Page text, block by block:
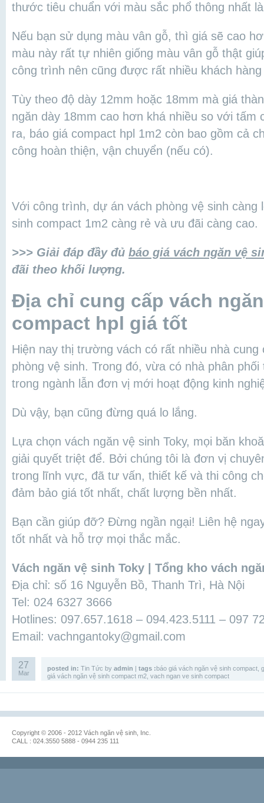
thước tiêu chuẩn với màu sắc phổ thông nhất
Nếu bạn sử dụng màu vân gỗ, thì giá sẽ cao
màu này rất tự nhiên giống màu vân gỗ thật
công trình nên cũng được rất nhiều khách
Tùy theo độ dày 12mm hoặc 18mm mà giá
ngăn dày 18mm cao hơn khá nhiều so với tấm
ra, báo giá compact hpl 1m2 còn bao gồm cả
công hoàn thiện, vận chuyển (nếu có).
Với công trình, dự án vách phòng vệ sinh càng
sinh compact 1m2 càng rẻ và ưu đãi càng cao.
>>> Giải đáp đầy đủ báo giá vách ngăn vệ
đãi theo khối lượng.
Địa chỉ cung cấp vách
compact hpl giá tốt
Hiện nay thị trường vách có rất nhiều nhà
phòng vệ sinh. Trong đó, vừa có nhà phân
trong ngành lẫn đơn vị mới hoạt động kinh
Dù vậy, bạn cũng đừng quá lo lắng.
Lựa chọn vách ngăn vệ sinh Toky, mọi băn
giải quyết triệt để. Bởi chúng tôi là đơn vị
trong lĩnh vực, đã tư vấn, thiết kế và thi công
đảm bảo giá tốt nhất, chất lượng bền nhất.
Bạn cần giúp đỡ? Đừng ngần ngại! Liên hệ
tốt nhất và hỗ trợ mọi thắc mắc.
Vách ngăn vệ sinh Toky | Tổng kho vách
Địa chỉ: số 16 Nguyễn Bồ, Thanh Trì, Hà Nội
Tel: 024 6327 3666
Hotlines: 097.657.1618 – 094.423.5111 – 097
Email: vachngantoky@gmail.com
27
Mar
posted in: Tin Tức by admin | tags :báo giá vách ngăn vệ sinh compact
giá vách ngăn vệ sinh compact m2 vach ngan ve sinh compact
Copyright © 2006 - 2012 Vách ngăn vệ sinh, Inc.
CALL : 024.3550 5888 - 0944 235 111